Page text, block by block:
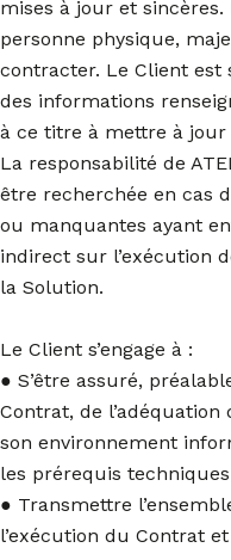
mises à jour et
personne physique,
contracter. Le Client est
des informations
à ce titre à mettre à jour
La responsabilité de
être recherchée en cas
ou manquantes ayant
indirect sur l’exécution
la Solution.
Le Client s’engage à :
● S’être assuré,
Contrat, de
son environnement
les prérequis
● Transmettre
l’exécution du Contrat